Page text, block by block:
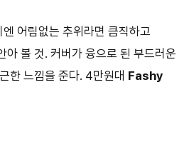
어림없는 추위라면 큼직하고
아 볼 것. 커버가 융으로 된 부드러운
한 느낌을 준다. 4만원대 Fashy